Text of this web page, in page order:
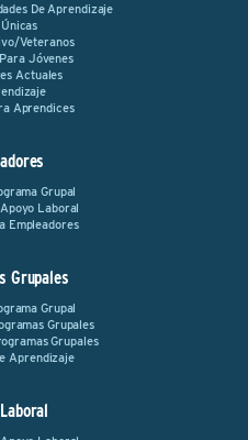
De Aprendizaje
Veteranos
Jóvenes
Actuales
Aprendices
Grupal
Laboral
Empleadores
Grupales
Grupal
Grupales
Grupales
Aprendizaje